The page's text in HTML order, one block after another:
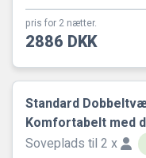
pris for 2 nætter.
2886 DKK
Standard
Komfortabelt med
Soveplads til 2 x